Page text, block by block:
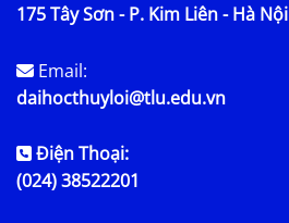
175 Tây Sơn - P. Kim Liên - Hà Nội
Email:
daihocthuyloi@tlu.edu.vn
Điện Thoại:
(024) 38522201